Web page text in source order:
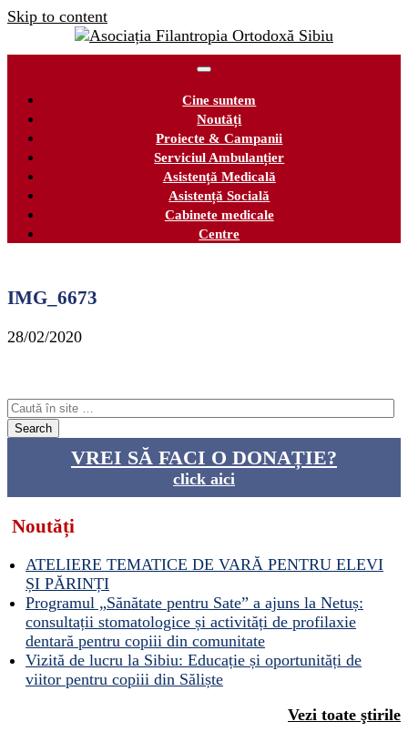
Skip to content
Cine suntem
Noutăți
Proiecte & Campanii
Serviciul Ambulanțier
Asistență Medicală
Asistență Socială
Cabinete medicale
Centre
IMG_6673
28/02/2020
VREI SĂ FACI O DONAȚIE?
click aici
Noutăți
ATELIERE TEMATICE DE VARĂ PENTRU ELEVI
ȘI PĂRINȚI
Programul „Sănătate pentru Sate” a ajuns la Netuș:
consultații stomatologice și activități de profilaxie
dentară pentru copiii din comunitate
Vizită de lucru la Sibiu: Educație și oportunități de
viitor pentru copiii din Săliște
Vezi toate ştirile